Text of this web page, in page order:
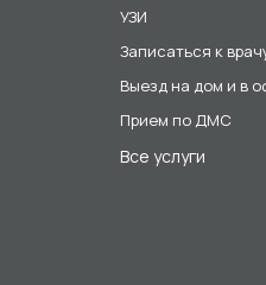
Записаться к
Все услуги
Выезд на дом и в
УЗИ
Прием по ДМС